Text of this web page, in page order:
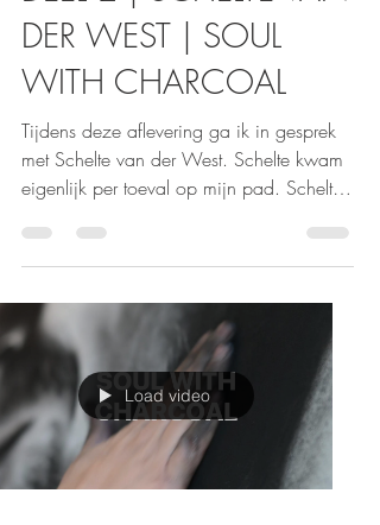
DER WEST | SOUL
WITH CHARCOAL
Tijdens deze aflevering ga ik in gesprek
met Schelte van der West. Schelte kwam
eigenlijk per toeval op mijn pad. Schelte
Load video